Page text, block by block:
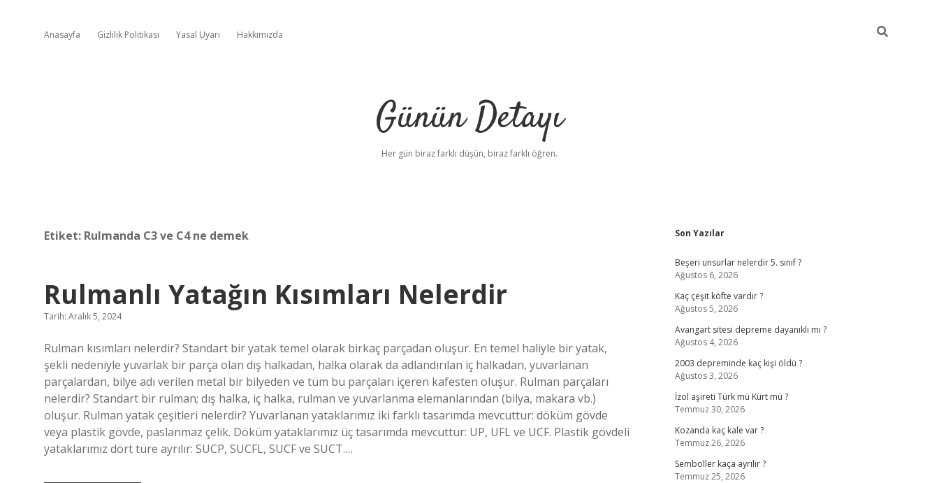
Anasayfa Gizlilik Politikası Yasal Uyarı Hakkımızda
Günün Detayı
Her gün biraz farklı düşün, biraz farklı öğren.
Etiket: Rulmanda C3 ve C4 ne demek
Rulmanlı Yatağın Kısımları Nelerdir
Tarih: Aralık 5, 2024
Rulman kısımları nelerdir? Standart bir yatak temel olarak birkaç parçadan oluşur. En temel haliyle bir yatak,
şekli nedeniyle yuvarlak bir parça olan dış halkadan, halka olarak da adlandırılan iç halkadan, yuvarlanan
parçalardan, bilye adı verilen metal bir bilyeden ve tüm bu parçaları içeren kafesten oluşur. Rulman parçaları
nelerdir? Standart bir rulman; dış halka, iç halka, rulman ve yuvarlanma elemanlarından (bilya, makara vb.)
oluşur. Rulman yatak çeşitleri nelerdir? Yuvarlanan yataklarımız iki farklı tasarımda mevcuttur: döküm gövde
veya plastik gövde, paslanmaz çelik. Döküm yataklarımız üç tasarımda mevcuttur: UP, UFL ve UCF. Plastik gövdeli
yataklarımız dört türe ayrılır: SUCP, SUCFL, SUCF ve SUCT.…
Sidebar
Son Yazılar
Beşeri unsurlar nelerdir 5. sınıf ?
Ağustos 6, 2026
Kaç çeşit köfte vardır ?
Ağustos 5, 2026
Avangart sitesi depreme dayanıklı mı ?
Ağustos 4, 2026
2003 depreminde kaç kişi öldü ?
Ağustos 3, 2026
İzol aşireti Türk mü Kürt mü ?
Temmuz 30, 2026
Kozanda kaç kale var ?
Temmuz 26, 2026
Semboller kaça ayrılır ?
Temmuz 25, 2026